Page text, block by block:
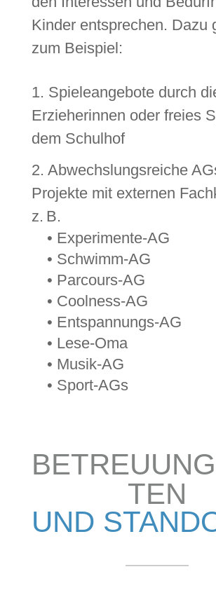
Kinder entsprechen. Dazu
zum Beispiel:
1. Spieleangebote durch
Erzieherinnen oder freies
dem Schulhof
2. Abwechslungsreiche
Projekte mit externen
z. B.
• Experimente-AG
• Schwimm-AG
• Parcours-AG
• Coolness-AG
• Entspannungs-AG
• Lese-Oma
• Musik-AG
• Sport-AGs
TEN
UND